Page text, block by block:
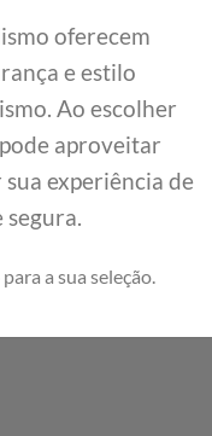
oferecem
e estilo
Ao escolher
aproveitar
experiência de
segura.
a sua seleção.